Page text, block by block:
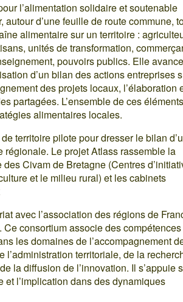
l’alimentation solidaire et soutenable
autour d’une feuille de route commune,
alimentaire sur un territoire :
unités de transformation,
pouvoirs publics. Elle
d’un bilan des actions entreprises
des projets locaux, l’élaboration
partagées. L’ensemble de ces éléments
alimentaires locales.
territoire pilote pour dresser le bilan
régionale. Le projet Atlass rassemble la
Civam de Bretagne (Centres
et le milieu rural) et les cabinets
avec l’association des régions de
Ce consortium associe des compétences
les domaines de l’accompagnement
l’administration territoriale, de la
la diffusion de l’innovation. Il s’appuie
et l’implication dans des dynamiques